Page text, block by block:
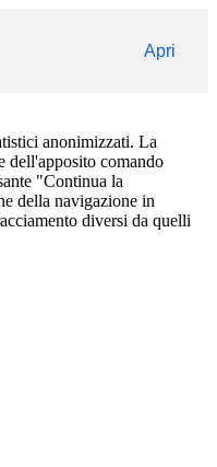
Apri
anonimizzati. La
dell'apposito comando
"Continua la
della navigazione in
diversi da quelli